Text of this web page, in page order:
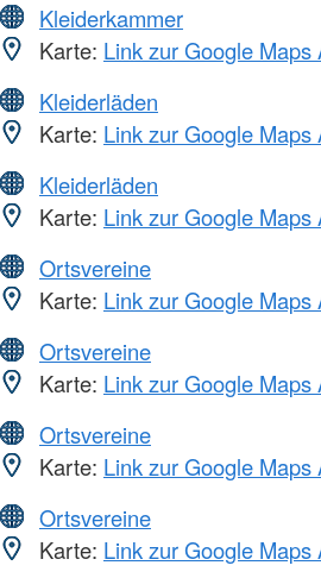
Kleiderkammer
Karte: Link zur Google Maps
Kleiderläden
Karte: Link zur Google Maps
Kleiderläden
Karte: Link zur Google Maps
Ortsvereine
Karte: Link zur Google Maps
Ortsvereine
Karte: Link zur Google Maps
Ortsvereine
Karte: Link zur Google Maps
Ortsvereine
Karte: Link zur Google Maps